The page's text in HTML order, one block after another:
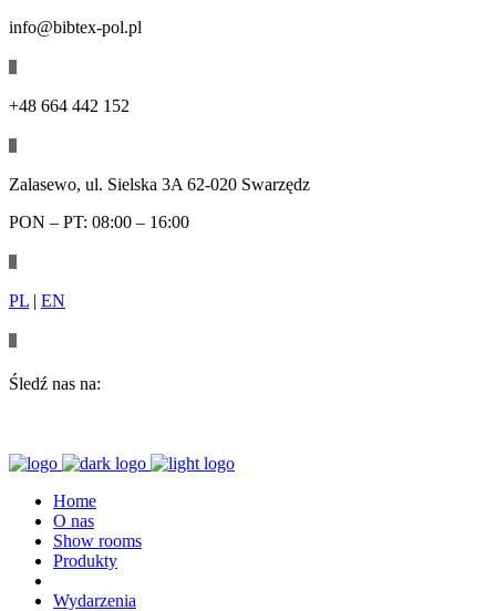
info@bibtex-pol.pl
+48 664 442 152
Zalasewo, ul. Sielska 3A 62-020 Swarzędz
PON – PT: 08:00 – 16:00
PL | EN
Śledź nas na:
Home
O nas
Show rooms
Produkty
Wydarzenia